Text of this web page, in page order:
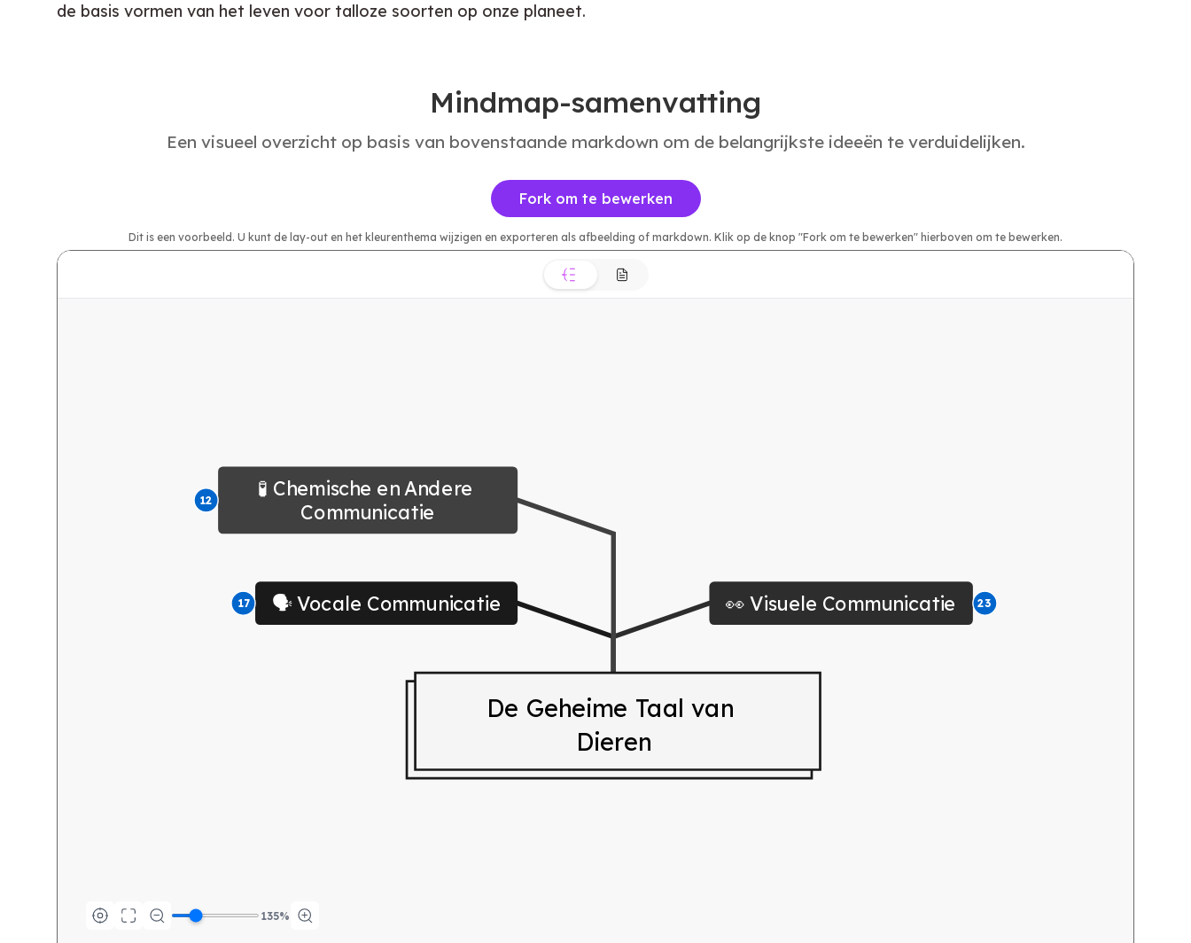
de basis vormen van het leven voor talloze soorten op onze planeet.
Mindmap-samenvatting
Een visueel overzicht op basis van bovenstaande markdown om de belangrijkste ideeën te verduidelijken.
Fork om te bewerken
Dit is een voorbeeld. U kunt de lay-out en het kleurenthema wijzigen en exporteren als afbeelding of markdown. Klik op de knop "Fork om te bewerken" hierboven om te bewerken.
🗣️ Vocale Communicatie
17 👀 Visuele Communicatie 23
🧪 Chemische en Andere
Communicatie
12
De Geheime Taal van
Dieren
135%